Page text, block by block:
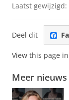
Laatst gewijzigd:
Deel dit
View this page
Meer nieuws